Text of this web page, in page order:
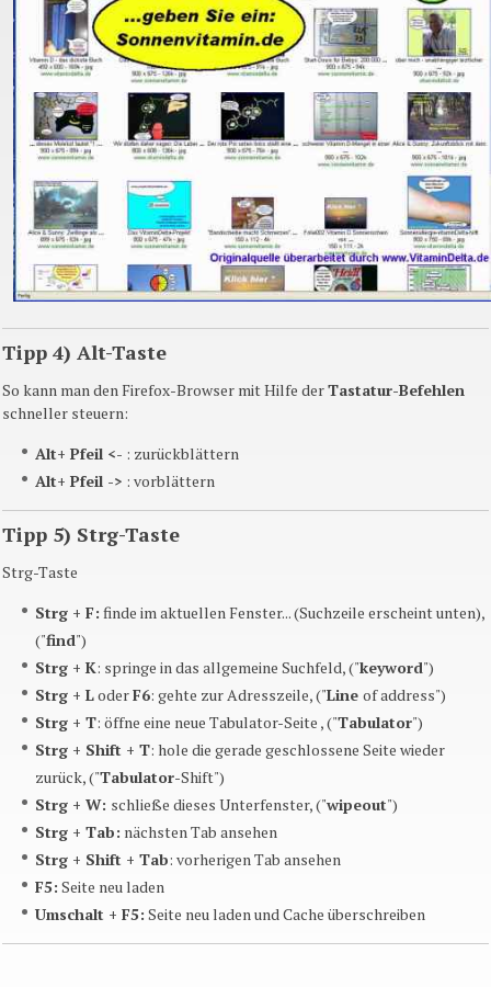
Tipp 4) Alt-Taste
So kann man den Firefox-Browser mit Hilfe derTastatur-Befehlen
schneller steuern:
Alt+ Pfeil <- : zurückblättern
Alt+ Pfeil -> : vorblättern
Tipp 5) Strg-Taste
Strg-Taste
Strg + F: finde im aktuellen Fenster... (Suchzeile erscheint unten),
("find")
Strg + K: springe in das allgemeine Suchfeld, ("keyword")
Strg + LoderF6: gehte zurAdresszeile, ("Line ofaddress")
Strg + T: öffne eine neue Tabulator-Seite , ("Tabulator")
Strg + Shift + T: hole die gerade geschlossene Seite wieder
zurück, ("Tabulator-Shift")
Strg + W: schließe dieses Unterfenster, ("wipeout")
Strg + Tab: nächsten Tab ansehen
Strg + Shift + Tab: vorherigen Tab ansehen
F5: Seite neu laden
Umschalt + F5: Seite neu laden und Cache überschreiben